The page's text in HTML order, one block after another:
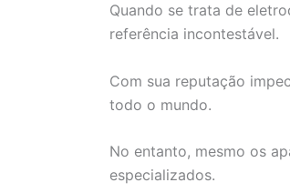
Quando se trata de
referência incontestável.
Com sua reputação
todo o mundo.
No entanto, mesmo os
especializados.